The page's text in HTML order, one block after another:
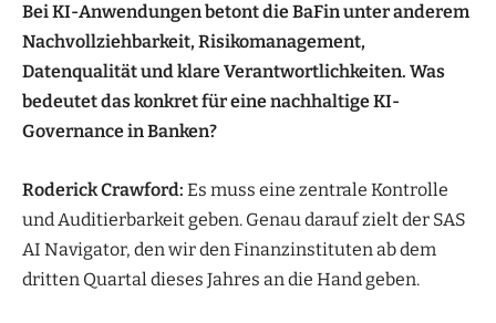
Bei KI-Anwendungen betont die BaFin unter anderem
Nachvollziehbarkeit, Risikomanagement,
Datenqualität und klare Verantwortlichkeiten. Was
bedeutet das konkret für eine nachhaltige KI-
Governance in Banken?
Roderick Crawford: Es muss eine zentrale Kontrolle
und Auditierbarkeit geben. Genau darauf zielt der SAS
AI Navigator, den wir den Finanzinstituten ab dem
dritten Quartal dieses Jahres an die Hand geben.